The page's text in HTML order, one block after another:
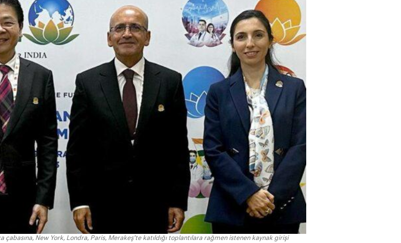
çabasına, New York, Londra, Paris, Merakeş’te katıldığı toplantılara rağmen istenen kaynak girişi